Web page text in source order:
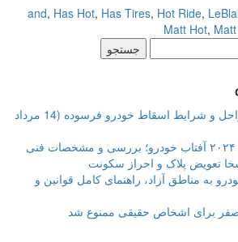
and,Has Hot,Has Tires,Hot Ride,
Matt Hot,
راهنمای کامل مراحل و شرایط اسقاط خودرو فرسوده (14 مرداد
تعویض پلاک و احراز سکونت
به مناطق آزاد، راهنمای کامل قوانین و
برای اشخاص حقیقی ممنوع شد